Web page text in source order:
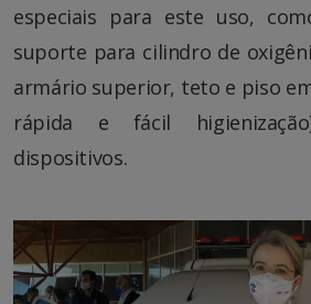
especiais para este uso,
suporte para cilindro de
armário superior, teto e piso
rápida e fácil
dispositivos.